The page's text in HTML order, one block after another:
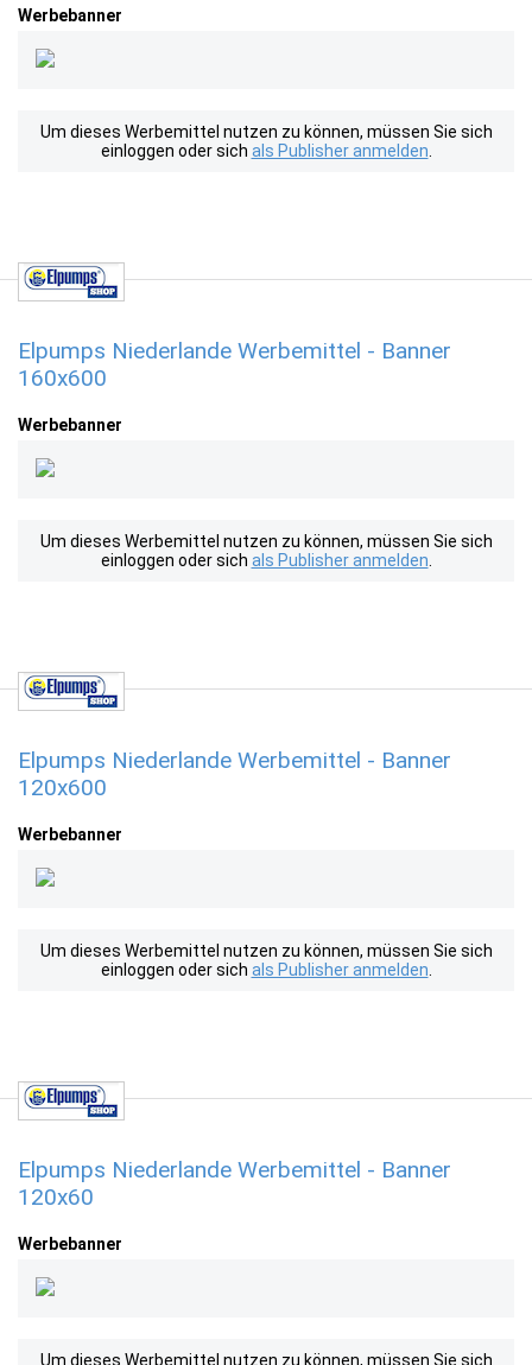
Werbebanner
Um dieses Werbemittel nutzen zu können, müssen Sie sich
einloggen oder sich als Publisher anmelden
Elpumps Niederlande Werbemittel - Banner
160x600
Werbebanner
Um dieses Werbemittel nutzen zu können, müssen Sie sich
einloggen oder sich als Publisher anmelden
Elpumps Niederlande Werbemittel - Banner
120x600
Werbebanner
Um dieses Werbemittel nutzen zu können, müssen Sie sich
einloggen oder sich als Publisher anmelden
Elpumps Niederlande Werbemittel - Banner
120x60
Werbebanner
Um dieses Werbemittel nutzen zu können, müssen Sie sich